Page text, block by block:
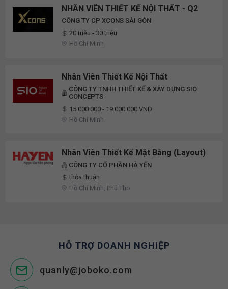
NHÂN VIÊN THIẾT KẾ NỘI THẤT - Q2
CÔNG TY CP XCONS SÀI GÒN
20 triệu - 30 triệu
Hồ Chí Minh
Nhân Viên Thiết Kế Nội Thất
CÔNG TY TNHH THIẾT KẾ & XÂY DỰNG SIO
CONCEPTS
15.000.000 - 19.000.000 VND
Hồ Chí Minh
Nhân Viên Thiết Kế Mặt Bằng (Layout)
CÔNG TY CỔ PHẦN HÀ YẾN
thỏa thuận
Hồ Chí Minh, Phú Thọ
HỖ TRỢ DOANH NGHIỆP
quanly@joboko.com